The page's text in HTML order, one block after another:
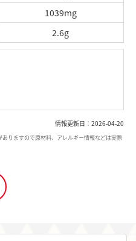
1039mg
2.6g
情報更新日：2026-04-20
りますので原材料、アレルギー情報などは実際